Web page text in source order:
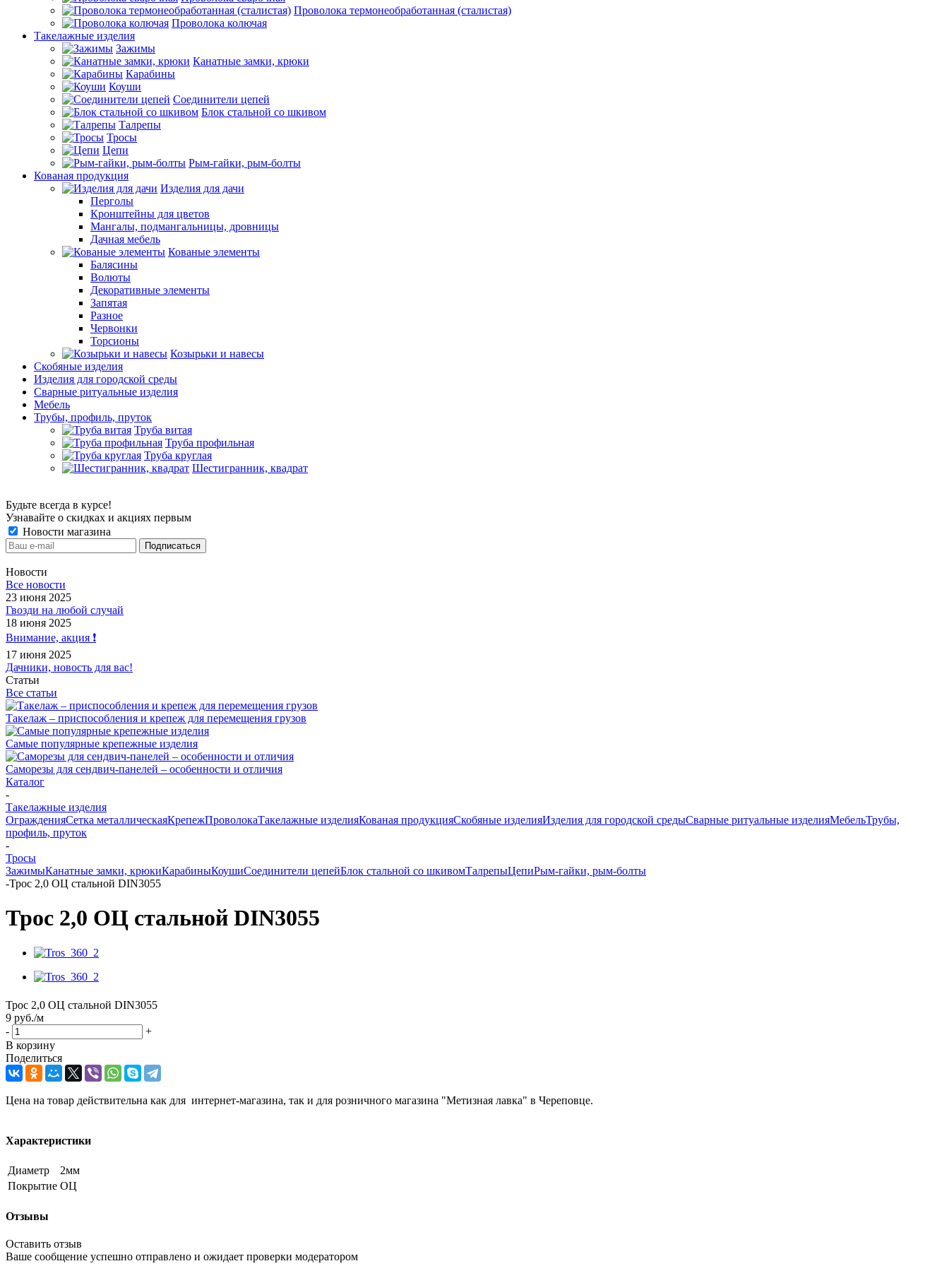
Проволока термонеобработанная (сталистая)
Проволока колючая
Такелажные изделия
Зажимы
Канатные замки, крюки
Карабины
Коуши
Соединители цепей
Блок стальной со шкивом
Талрепы
Тросы
Цепи
Рым-гайки, рым-болты
Кованая продукция
Изделия для дачи
Перголы
Кронштейны для цветов
Мангалы, подмангальницы, дровницы
Дачная мебель
Кованые элементы
Балясины
Волюты
Декоративные элементы
Запятая
Разное
Червонки
Торсионы
Козырьки и навесы
Скобяные изделия
Изделия для городской среды
Сварные ритуальные изделия
Мебель
Трубы, профиль, пруток
Труба витая
Труба профильная
Труба круглая
Шестигранник, квадрат
Будьте всегда в курсе!
Узнавайте о скидках и акциях первым
Новости магазина
Новости
Все новости
23 июня 2025
Гвозди на любой случай
18 июня 2025
Внимание, акция ❗️
17 июня 2025
Дачники, новость для вас!
Статьи
Все статьи
Такелаж – приспособления и крепеж для перемещения грузов
Самые популярные крепежные изделия
Саморезы для сендвич-панелей – особенности и отличия
Каталог
-
Такелажные изделия
ОгражденияСетка металлическаяКрепежПроволокаТакелажные изделияКованая продукцияСкобяные изделияИзделия для городской средыСварные ритуальные изделияМебельТрубы,
профиль, пруток
-
Тросы
ЗажимыКанатные замки, крюкиКарабиныКоушиСоединители цепейБлок стальной со шкивомТалрепыЦепиРым-гайки, рым-болты
-Трос 2,0 ОЦ стальной DIN3055
Трос 2,0 ОЦ стальной DIN3055
Трос 2,0 ОЦ стальной DIN3055
9 руб./м
-
+
В корзину
Поделиться
Цена на товар действительна как для интернет-магазина, так и для розничного магазина "Метизная лавка" в Череповце.
Характеристики
Диаметр
2мм
Покрытие ОЦ
Отзывы
Оставить отзыв
Ваше сообщение успешно отправлено и ожидает проверки модератором